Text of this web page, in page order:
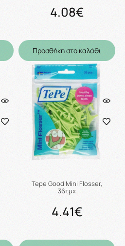
4.08€
Προσθήκη στο καλάθι
Tepe Good Mini Flosser,
36τμχ
4.41€